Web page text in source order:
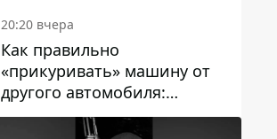
20:20 вчера
Как правильно
«прикуривать» машину от
другого автомобиля:
инструкция для водителей